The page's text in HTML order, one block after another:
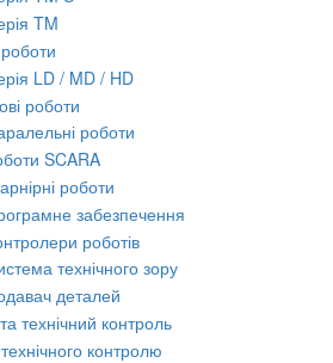
TM
LD / MD / HD
роботи
роботи
SCARA
роботи
забезпечення
роботів
технічного зору
деталей
технічний контроль
контролю